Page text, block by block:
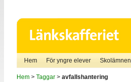
Hem För yngre elever Skolämnen
Hem> Taggar> avfallshantering